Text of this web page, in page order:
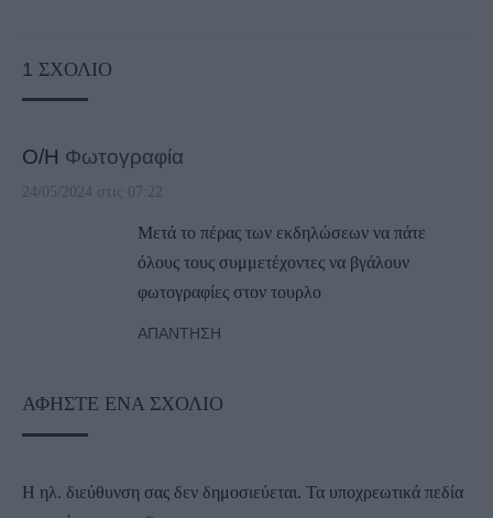
1 ΣΧΌΛΙΟ
Ο/Η Φωτογραφία
24/05/2024 στις 07:22
Μετά το πέρας των εκδηλώσεων να πάτε
όλους τους συμμετέχοντες να βγάλουν
φωτογραφίες στον τουρλο
ΑΠΆΝΤΗΣΗ
ΑΦΉΣΤΕ ΈΝΑ ΣΧΌΛΙΟ
Η ηλ. διεύθυνση σας δεν δημοσιεύεται. Τα υποχρεωτικά πεδία